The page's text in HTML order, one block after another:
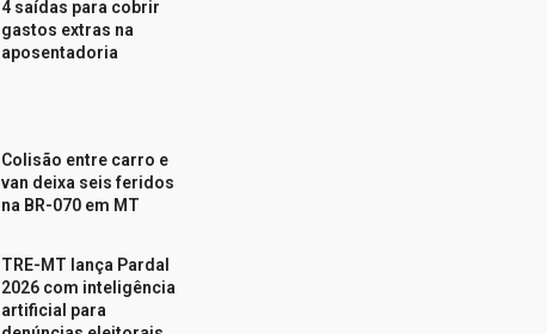
4 saídas para cobrir
gastos extras na
aposentadoria
Colisão entre carro e
van deixa seis feridos
na BR-070 em MT
TRE-MT lança Pardal
2026 com inteligência
artificial para